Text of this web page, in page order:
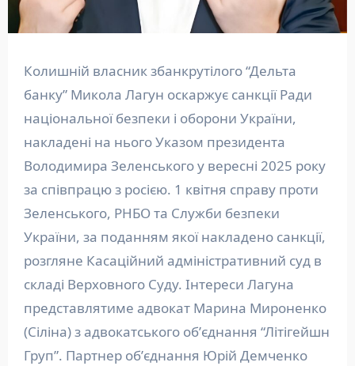
Колишній власник збанкрутілого “Дельта
банку” Микола Лагун оскаржує санкції Ради
національної безпеки і оборони України,
накладені на нього Указом президента
Володимира Зеленського у вересні 2025 року
за співпрацю з росією. 1 квітня справу проти
Зеленського, РНБО та Служби безпеки
України, за поданням якої накладено санкції,
розгляне Касаційний адміністративний суд в
складі Верховного Суду. Інтереси Лагуна
представлятиме адвокат Марина Мироненко
(Сіліна) з адвокатського обʼєднання “Літігейшн
Груп”. Партнер обʼєднання Юрій Демченко